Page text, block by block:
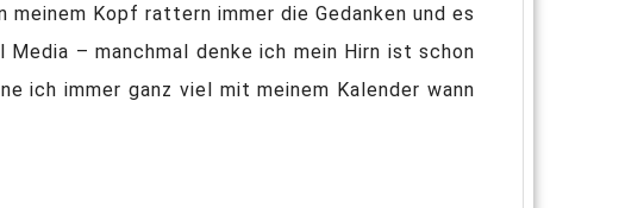
Kopf rattern immer die Gedanken und es
– manchmal denke ich mein Hirn ist schon
ich immer ganz viel mit meinem Kalender wann